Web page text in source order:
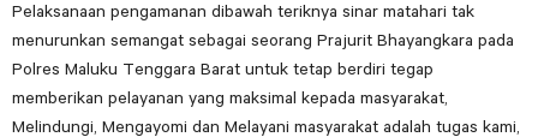
Pelaksanaan pengamanan dibawah teriknya sinar matahari tak
menurunkan semangat sebagai seorang Prajurit Bhayangkara pada
Polres Maluku Tenggara Barat untuk tetap berdiri tegap
memberikan pelayanan yang maksimal kepada masyarakat,
Melindungi, Mengayomi dan Melayani masyarakat adalah tugas kami,